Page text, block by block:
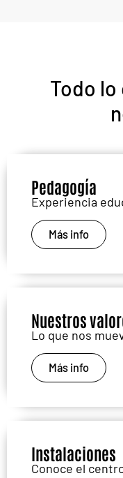
Todo
Pedagogía
Experiencia
Más info
Nuestros
Lo que nos
Más info
Instalaciones
Conoce el